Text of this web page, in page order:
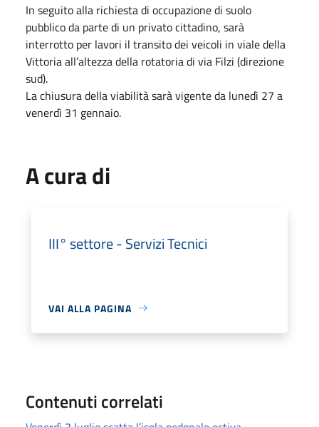
In seguito alla richiesta di occupazione di suolo
pubblico da parte di un privato cittadino, sarà
interrotto per lavori il transito dei veicoli in viale della
Vittoria all’altezza della rotatoria di via Filzi (direzione
sud).
La chiusura della viabilità sarà vigente da lunedì 27 a
venerdì 31 gennaio.
A cura di
III° settore - Servizi Tecnici
VAI ALLA PAGINA
Contenuti correlati